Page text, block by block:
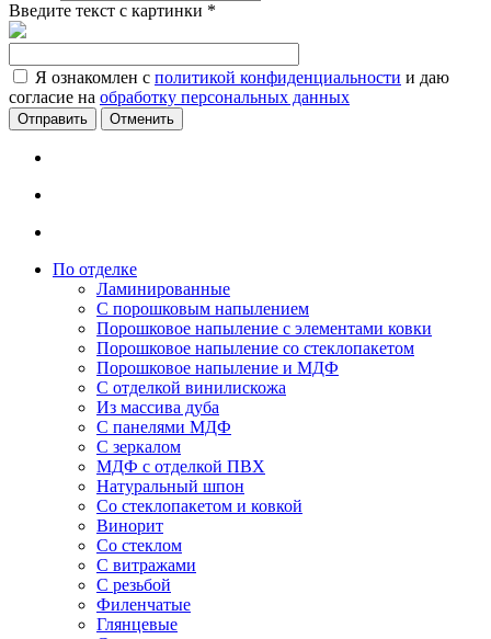
Введите текст с картинки *
Я ознакомлен с политикой конфиденциальности и даю
согласие на обработку персональных данных
Отменить
По отделке
Ламинированные
С порошковым напылением
Порошковое напыление с элементами ковки
Порошковое напыление со стеклопакетом
Порошковое напыление и МДФ
С отделкой винилискожа
Из массива дуба
С панелями МДФ
С зеркалом
МДФ с отделкой ПВХ
Натуральный шпон
Со стеклопакетом и ковкой
Винорит
Со стеклом
С витражами
С резьбой
Филенчатые
Глянцевые